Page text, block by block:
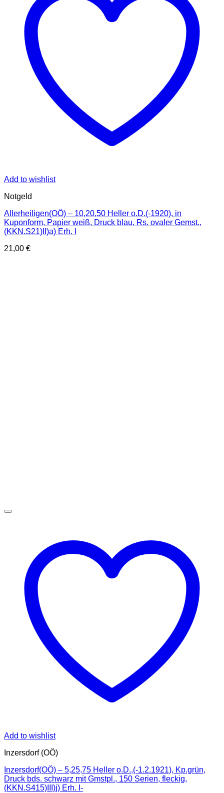
Add to wishlist
Notgeld
Allerheiligen(OÖ) – 10,20,50 Heller o.D.(-1920), in
Kuponform, Papier weiß, Druck blau, Rs. ovaler Gemst.,
(KKN.S21)II)a) Erh. I
21,00 €
Add to wishlist
Inzersdorf (OÖ)
Inzersdorf(OÖ) – 5,25,75 Heller o.D.,(-1.2.1921), Kp.grün,
Druck bds. schwarz mit Gmstpl., 150 Serien, fleckig,
(KKN.S415)III)j) Erh. I-